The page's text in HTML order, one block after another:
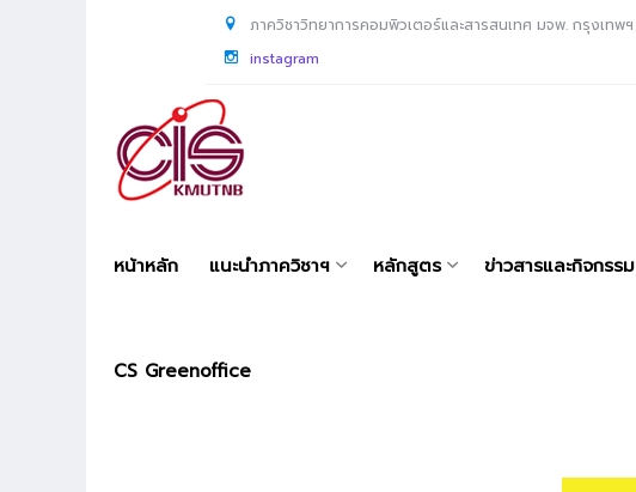
ภาควิชาวิทยาการคอมพิวเตอร์และสารสนเทศ มจพ. กรุงเทพฯ
instagram
หน้าหลัก แนะนำภาควิชาฯ หลักสูตร ข่าวสารและกิจกรรม
CS Greenoffice